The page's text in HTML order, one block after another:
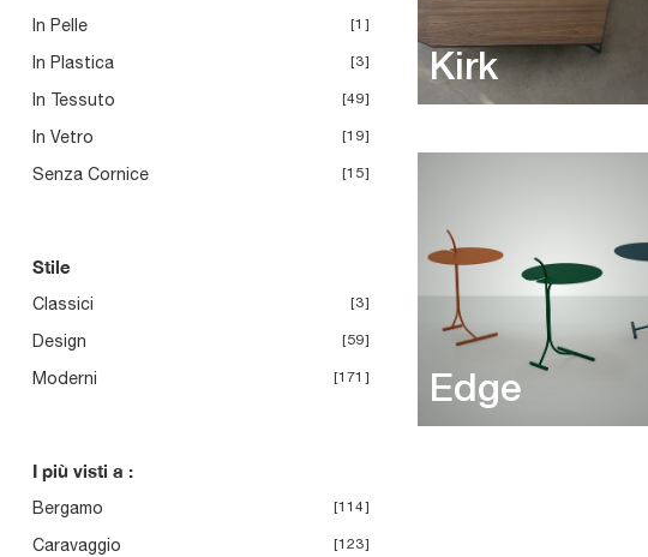
In Pelle 1
In Plastica 3
In Tessuto 49
In Vetro 19
Senza Cornice 15
Stile
Classici 3
Design 59
Moderni 171
I più visti a :
Bergamo 114
Caravaggio 123
Kirk
Edge